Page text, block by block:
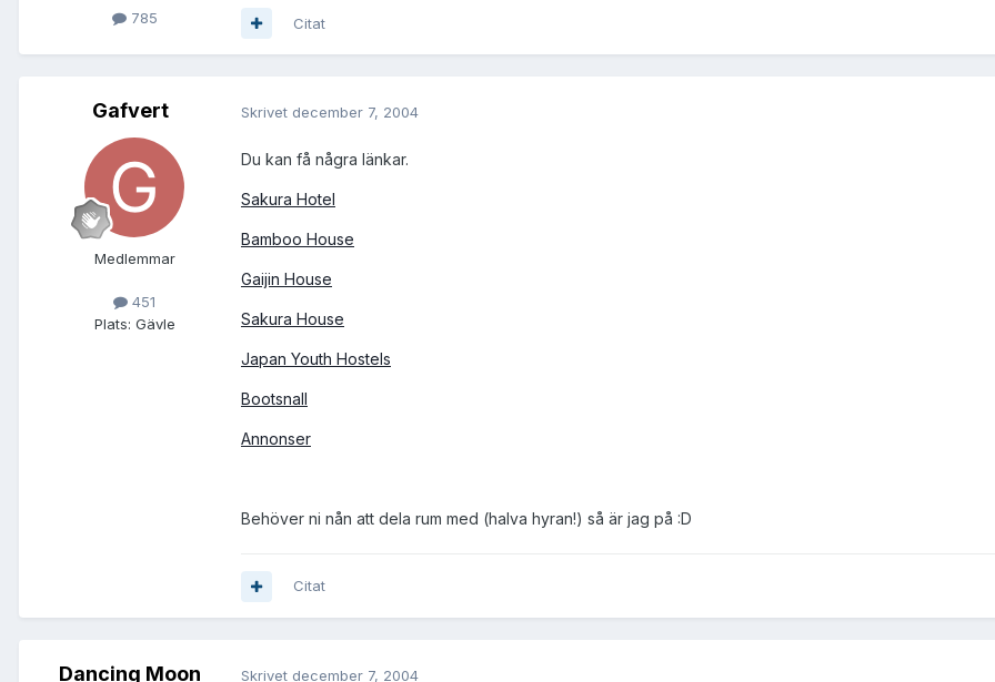
785 Citat
Gafvert
Medlemmar
451
Plats: Gävle
Skrivet december 7, 2004
Du kan få några länkar.
Sakura Hotel
Bamboo House
Gaijin House
Sakura House
Japan Youth Hostels
Bootsnall
Annonser
Behöver ni nån att dela rum med (halva hyran!) så är jag på :D
Citat
Dancing Moon Skrivet december 7, 2004